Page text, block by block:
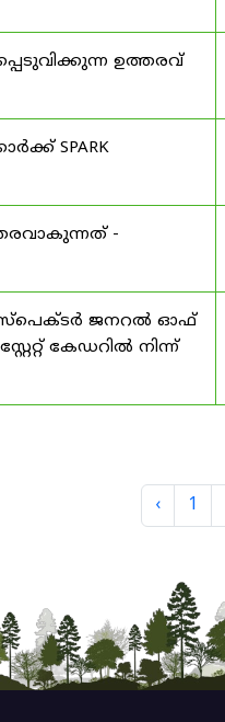
ഉത്തരവ്
SPARK
-
ജനറൽ ഓഫ്
കേഡറിൽ നിന്ന്
‹ 1